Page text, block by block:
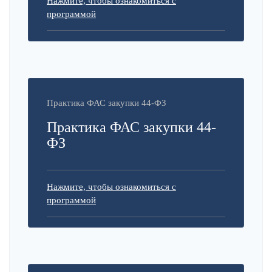
программой
Практика ФАС закупки 44-ФЗ
Практика ФАС закупки 44-
ФЗ
Нажмите, чтобы ознакомиться с
программой